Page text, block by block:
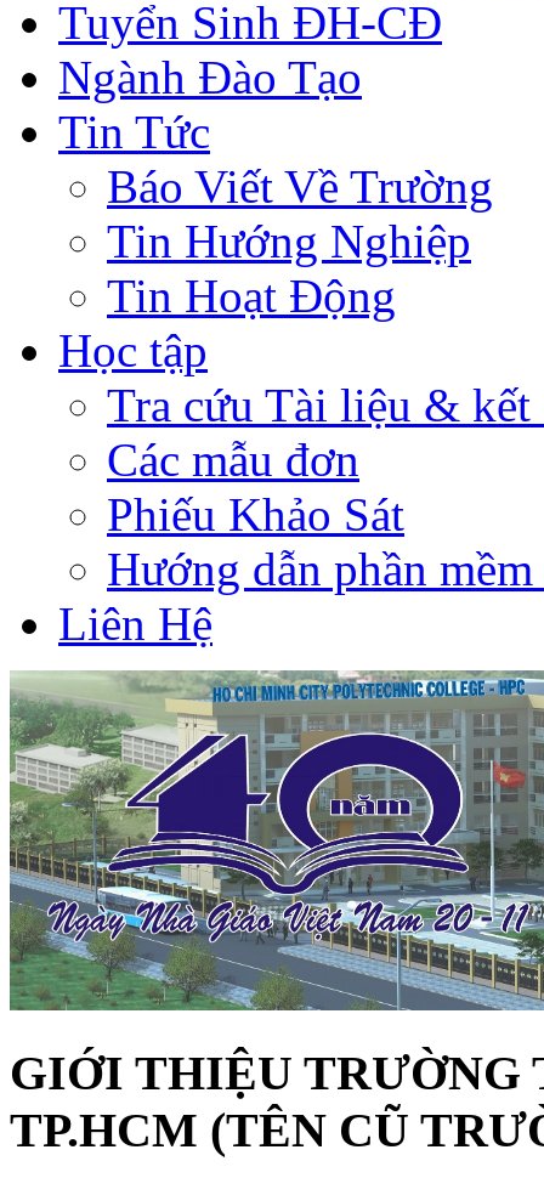
Tuyển Sinh ĐH-CĐ
Ngành Đào Tạo
Tin Tức
Báo Viết Về Trường
Tin Hướng Nghiệp
Tin Hoạt Động
Học tập
Tra cứu Tài liệu & kết
Các mẫu đơn
Phiếu Khảo Sát
Hướng dẫn phần
Liên Hệ
GIỚI THIỆU TRƯỜNG
TP.HCM (TÊN CŨ